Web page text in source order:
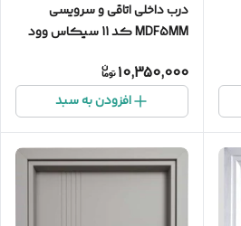
درب داخلی اتاقی و سرویسی
MDF5MM کد 11 سیکاس وود
10,350,000
افزودن به سبد